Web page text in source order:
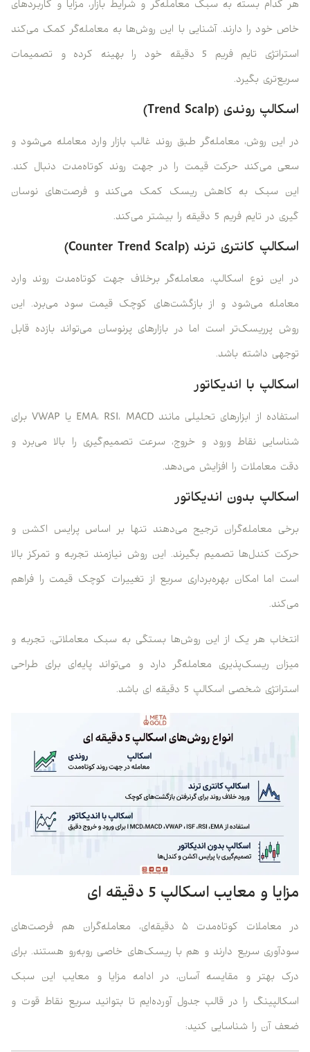
هر کدام بسته به سبک معامله‌گر و شرایط بازار، مزایا و کاربردهای
خاص خود را دارند. آشنایی با این روش‌ها به معامله‌گر کمک می‌کند
استراتژی تایم فریم 5 دقیقه خود را بهینه کرده و تصمیمات
سریع‌تری بگیرد.
اسکالپ روندی (Trend Scalp)
در این روش، معامله‌گر طبق روند غالب بازار وارد معامله می‌شود و
سعی می‌کند حرکت قیمت را در جهت روند کوتاه‌مدت دنبال کند.
این سبک به کاهش ریسک کمک می‌کند و فرصت‌های نوسان
گیری در تایم فریم 5 دقیقه را بیشتر می‌کند.
اسکالپ کانتری ترند (Counter Trend Scalp)
در این نوع اسکالپ، معامله‌گر برخلاف جهت کوتاه‌مدت روند وارد
معامله می‌شود و از بازگشت‌های کوچک قیمت سود می‌برد. این
روش پرریسک‌تر است اما در بازارهای پرنوسان می‌تواند بازده قابل
توجهی داشته باشد.
اسکالپ با اندیکاتور
استفاده از ابزارهای تحلیلی مانند EMA، RSI، MACD یا VWAP برای
شناسایی نقاط ورود و خروج، سرعت تصمیم‌گیری را بالا می‌برد و
دقت معاملات را افزایش می‌دهد.
اسکالپ بدون اندیکاتور
برخی معامله‌گران ترجیح می‌دهند تنها بر اساس پرایس اکشن و
حرکت کندل‌ها تصمیم بگیرند. این روش نیازمند تجربه و تمرکز بالا
است اما امکان بهره‌برداری سریع از تغییرات کوچک قیمت را فراهم
می‌کند.
انتخاب هر یک از این روش‌ها بستگی به سبک معاملاتی، تجربه و
میزان ریسک‌پذیری معامله‌گر دارد و می‌تواند پایه‌ای برای طراحی
استراتژی شخصی اسکالپ 5 دقیقه ای باشد.
مزایا و معایب اسکالپ 5 دقیقه ای
در معاملات کوتاه‌مدت ۵ دقیقه‌ای، معامله‌گران هم فرصت‌های
سودآوری سریع دارند و هم با ریسک‌های خاصی روبه‌رو هستند. برای
درک بهتر و مقایسه آسان، در ادامه مزایا و معایب این سبک
اسکالپینگ را در قالب جدول آورده‌ایم تا بتوانید سریع نقاط قوت و
ضعف آن را شناسایی کنید: